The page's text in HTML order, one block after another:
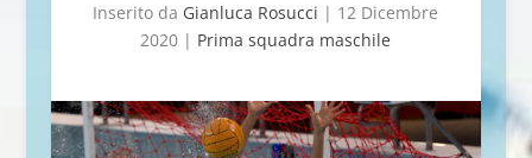
Inserito da Gianluca Rosucci | 12 Dicembre
2020 | Prima squadra maschile